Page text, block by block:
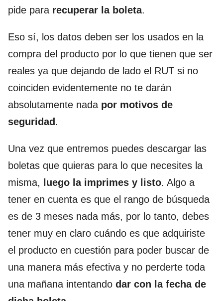
pide para recuperar la boleta.
Eso sí, los datos deben ser los usados en la
compra del producto por lo que tienen que ser
reales ya que dejando de lado el RUT si no
coinciden evidentemente no te darán
absolutamente nada por motivos de
seguridad .
Una vez que entremos puedes descargar las
boletas que quieras para lo que necesites la
misma,
luego la imprimes y listo. Algo a
tener en cuenta es que el rango de búsqueda
es de 3 meses nada más, por lo tanto, debes
tener muy en claro cuándo es que adquiriste
el producto en cuestión para poder buscar de
una manera más efectiva y no perderte toda
una mañana intentando dar con la fecha de